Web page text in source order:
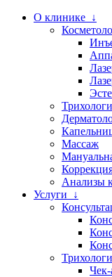
О клинике ↓
Массаж
Анализы
Услуги ↓